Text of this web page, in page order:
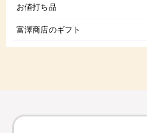
お値打ち品
富澤商店のギフト